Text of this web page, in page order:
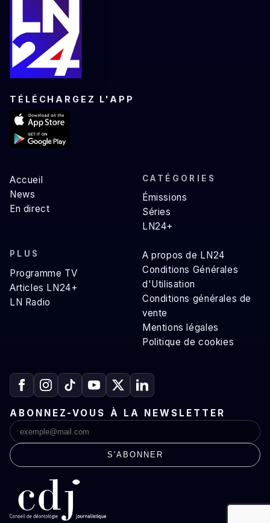
TÉLÉCHARGEZ L'APP
Accueil
News
En direct
CATÉGORIES
Émissions
Séries
LN24+
PLUS
Programme TV
Articles LN24+
LN Radio
A propos de LN24
Conditions Générales
d'Utilisation
Conditions générales de
vente
Mentions légales
Politique de cookies
ABONNEZ-VOUS À LA NEWSLETTER